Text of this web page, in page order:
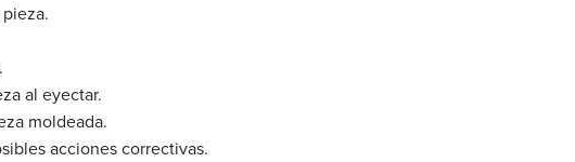
al eyectar.
moldeada.
acciones correctivas.